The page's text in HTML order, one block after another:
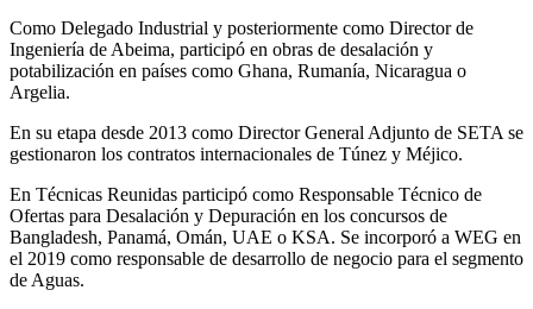
Como Delegado Industrial y posteriormente como Director de
Ingeniería de Abeima, participó en obras de desalación y
potabilización en países como Ghana, Rumanía, Nicaragua o
Argelia.
En su etapa desde 2013 como Director General Adjunto de SETA se
gestionaron los contratos internacionales de Túnez y Méjico.
En Técnicas Reunidas participó como Responsable Técnico de
Ofertas para Desalación y Depuración en los concursos de
Bangladesh, Panamá, Omán, UAE o KSA. Se incorporó a WEG en
el 2019 como responsable de desarrollo de negocio para el segmento
de Aguas.